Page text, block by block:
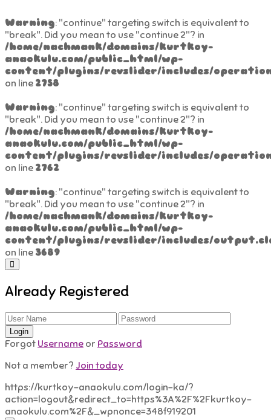
Warning: "continue" targeting switch is equivalent to
"break". Did you mean to use "continue 2"? in
/home/nachmank/domains/kurtkoy-
anaokulu.com/public_html/wp-
content/plugins/revslider/includes/
on line 2758
Warning: "continue" targeting switch is equivalent to
"break". Did you mean to use "continue 2"? in
/home/nachmank/domains/kurtkoy-
anaokulu.com/public_html/wp-
content/plugins/revslider/includes/
on line 2762
Warning: "continue" targeting switch is equivalent to
"break". Did you mean to use "continue 2"? in
/home/nachmank/domains/kurtkoy-
anaokulu.com/public_html/wp-
content/plugins/revslider/includes/
on line 3689
Already Registered
Forgot Username or Password
Not a member? Join today
https://kurtkoy-anaokulu.com/login-ka/?
action=logout&redirect_to=https%3A%2F%2Fkurtkoy-
anaokulu.com%2F&_wpnonce=348f919201